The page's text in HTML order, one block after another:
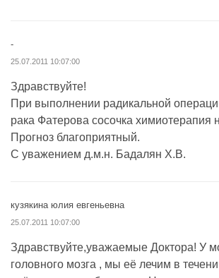
-
25.07.2011 10:07:00
Здравствуйте!
При выполнении радикальной
рака Фатерова сосочка химиотерапия
Прогноз благоприятный.
С уважением д.м.н. Бадалян Х.В.
кузякина юлия евгеньевна
25.07.2011 10:07:00
Здравствуйте,уважаемые Доктора! У
головного мозга , мы её лечим в